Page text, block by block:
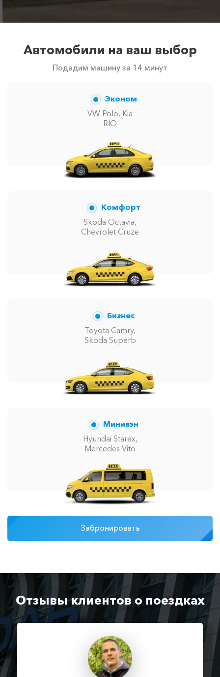
Автомобили на ваш выбор
Подадим машину за 14 минут
Эконом
VW Polo, Kia
RIO
Комфорт
Skoda Octavia,
Chevrolet Cruze
Бизнес
Toyota Camry,
Skoda Superb
Минивэн
Hyundai Starex,
Mercedes Vito
Забронировать
Отзывы клиентов о поездках